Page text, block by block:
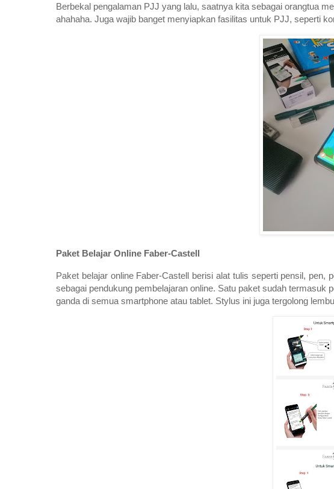
Berbekal pengalaman PJJ yang lalu, saatnya kita sebagai orangtua
ahahaha. Juga wajib banget menyiapkan fasilitas untuk PJJ, seperti
Paket Belajar Online Faber-Castell
Paket belajar online Faber-Castell berisi alat tulis seperti pensil,
sebagai pendukung pembelajaran online. Satu paket sudah
ganda di semua smartphone atau tablet. Stylus ini juga tergolong